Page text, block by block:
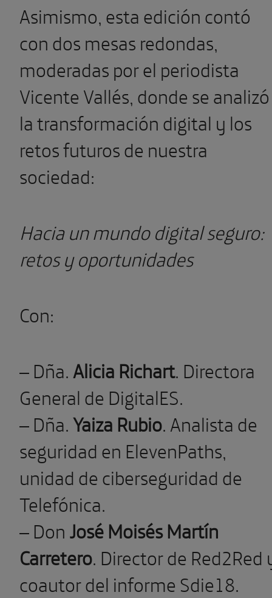
Asimismo, esta edición contó
con dos mesas redondas,
moderadas por el periodista
Vicente Vallés, donde se analizó
la transformación digital y los
retos futuros de nuestra
sociedad:
Hacia un mundo digital seguro:
retos y oportunidades
Con:
– Dña.Alicia Richart. Directora
General de DigitalES.
– Dña.Yaiza Rubio. Analista de
seguridad en ElevenPaths,
unidad de ciberseguridad de
Telefónica.
– DonJosé Moisés Martín
Carretero. Director de Red2Red
coautor del informe Sdie18.